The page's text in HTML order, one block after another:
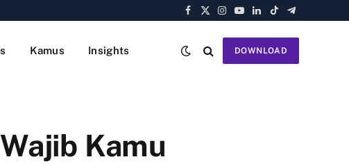
Facebook
X
Instagram
YouTube
LinkedIn
TikTokTelegram
Kamus Insights DOWNLOAD
Kamu